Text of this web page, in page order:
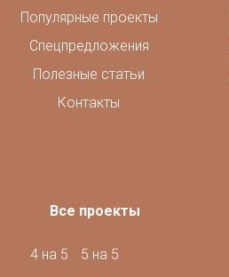
Популярные проекты
Спецпредложения
Полезные статьи
Контакты
Все проекты
4 на 5
5 на 5